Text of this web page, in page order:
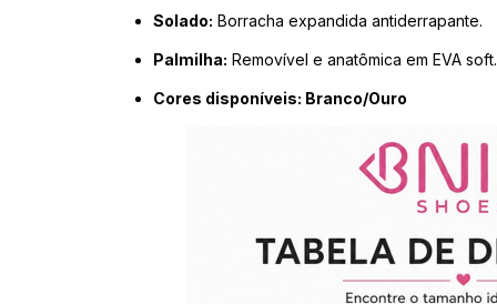
Solado: Borracha expandida antiderrapante.
Palmilha: Removível e anatômica em EVA soft.
Cores disponíveis: Branco/Ouro